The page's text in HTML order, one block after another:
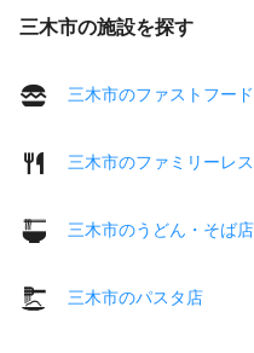
三木市の施設を探す
三木市のファストフード
三木市のファミリーレ
三木市のうどん・そば店
三木市のパスタ店